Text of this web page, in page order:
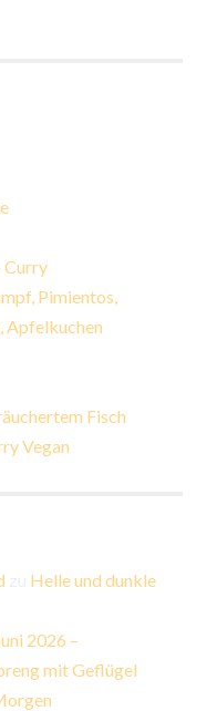
Curry
Pimientos,
Apfelkuchen
Fisch
Vegan
Helle und dunkle
2026 –
mit Geflügel